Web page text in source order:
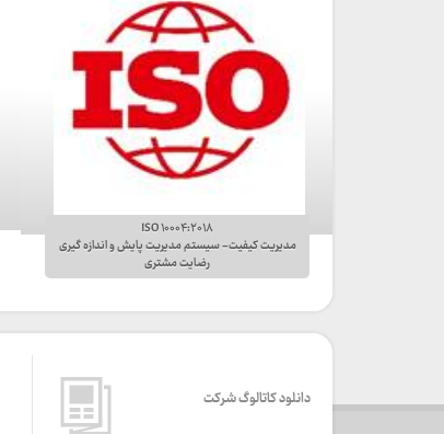
ISO ۱۰۰۰۴:۲۰۱۸
مدیریت کیفیت- سیستم مدیریت پایش و اندازه گیری
رضایت مشتری
دانلود کاتالوگ شرکت